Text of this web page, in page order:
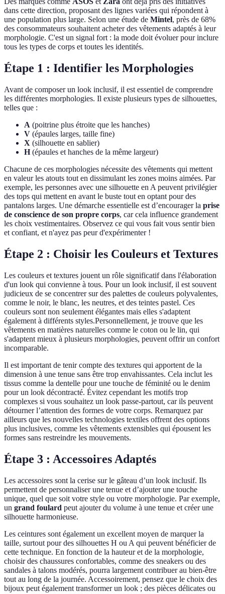
dans cette direction, proposant des lignes variées qui répondent à
une population plus large. Selon une étude de Mintel, près de 68%
des consommateurs souhaitent acheter des vêtements adaptés à leur
morphologie. C'est un signal fort : la mode doit évoluer pour inclure
tous les types de corps et toutes les identités.
Étape 1 : Identifier les Morphologies
Avant de composer un look inclusif, il est essentiel de comprendre
les différentes morphologies. Il existe plusieurs types de silhouettes,
telles que :
A (poitrine plus étroite que les hanches)
V (épaules larges, taille fine)
X (silhouette en sablier)
H(épaules et hanches de la même largeur)
Chacune de ces morphologies nécessite des vêtements qui mettent
en valeur les atouts tout en dissimulant les zones moins aimées. Par
exemple, les personnes avec une silhouette en A peuvent privilégier
des tops qui mettent en avant le buste tout en optant pour des
pantalons larges. Une démarche essentielle est d’encourager la prise
de conscience de son propre corps, car cela influence grandement
les choix vestimentaires. Observez ce qui vous fait vous sentir bien
et confiant, et n'ayez pas peur d'expérimenter !
Étape 2 : Choisir les Couleurs et Textures
Les couleurs et textures jouent un rôle significatif dans l'élaboration
d'un look qui convienne à tous. Pour un look inclusif, il est souvent
judicieux de se concentrer sur des palettes de couleurs polyvalentes,
comme le noir, le blanc, les neutres, et des teintes pastel. Ces
couleurs sont non seulement élégantes mais elles s'adaptent
également à différents styles.Personnellement, je trouve que les
vêtements en matières naturelles comme le coton ou le lin, qui
s'adaptent mieux à plusieurs morphologies, peuvent offrir un confort
incomparable.
Il est important de tenir compte des textures qui apportent de la
dimension à une tenue sans être trop envahissantes. Cela inclut les
tissus comme la dentelle pour une touche de féminité ou le denim
pour un look décontracté. Évitez cependant les motifs trop
complexes si vous souhaitez un look passe-partout, car ils peuvent
détourner l’attention des formes de votre corps. Remarquez par
ailleurs que les nouvelles technologies textiles offrent des options
plus inclusives, comme les vêtements extensibles qui épousent les
formes sans restreindre les mouvements.
Étape 3 : Accessoires Adaptés
Les accessoires sont la cerise sur le gâteau d’un look inclusif. Ils
permettent de personnaliser une tenue et d’ajouter une touche
unique, quel que soit votre style ou votre morphologie. Par exemple,
un grand foulard peut ajouter du volume à une tenue et créer une
silhouette harmonieuse.
Les ceintures sont également un excellent moyen de marquer la
taille, surtout pour des silhouettes H ou A qui peuvent bénéficier de
cette technique. En fonction de la hauteur et de la morphologie,
choisir des chaussures confortables, comme des sneakers ou des
sandales à talons modérés, pourra largement contribuer au bien-être
tout au long de la journée. Accessoirement, pensez que le choix des
bijoux peut également transformer un look ; des pièces délicates ou